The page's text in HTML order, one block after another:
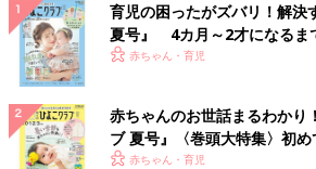
育児の困ったがズバリ！解決
夏号』 4カ月～2才になるま
いっぱい！
赤ちゃん・育児
赤ちゃんのお世話まるわかり
ブ 夏号』〈巻頭大特集〉初
く！ おっぱい・ミルクの基本
赤ちゃん・育児